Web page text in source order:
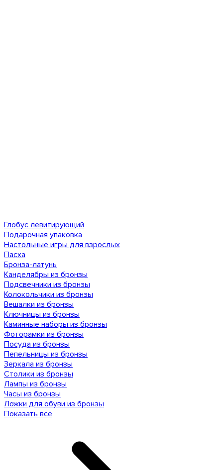
Глобус левитирующий
Подарочная упаковка
Настольные игры для взрослых
Пасха
Бронза-латунь
Канделябры из бронзы
Подсвечники из бронзы
Колокольчики из бронзы
Вешалки из бронзы
Ключницы из бронзы
Каминные наборы из бронзы
Фоторамки из бронзы
Посуда из бронзы
Пепельницы из бронзы
Зеркала из бронзы
Столики из бронзы
Лампы из бронзы
Часы из бронзы
Ложки для обуви из бронзы
Показать все